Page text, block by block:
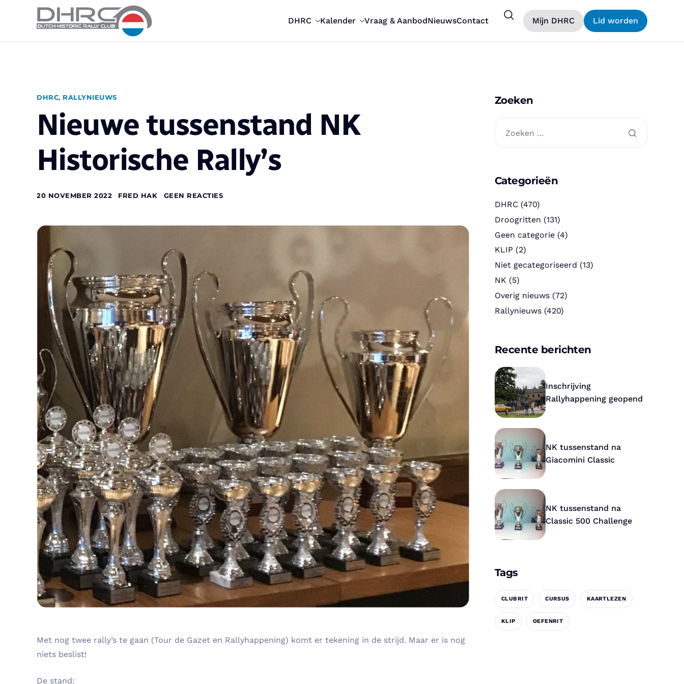
DHRC Kalender Vraag & AanbodNieuwsContact Mijn DHRC Lid worden
DHRC, RALLYNIEUWS
Nieuwe tussenstand NK
Historische Rally’s
20 NOVEMBER 2022 FRED HAK GEEN REACTIES
Met nog twee rally’s te gaan (Tour de Gazet en Rallyhappening) komt er tekening in de strijd. Maar er is nog
niets beslist!
De stand:
Zoeken
Categorieën
DHRC (470)
Droogritten (131)
Geen categorie (4)
KLIP (2)
Niet gecategoriseerd (13)
NK (5)
Overig nieuws (72)
Rallynieuws (420)
Recente berichten
Inschrijving
Rallyhappening geopend
NK tussenstand na
Giacomini Classic
NK tussenstand na
Classic 500 Challenge
Tags
CLUBRIT CURSUS KAARTLEZEN
KLIP OEFENRIT